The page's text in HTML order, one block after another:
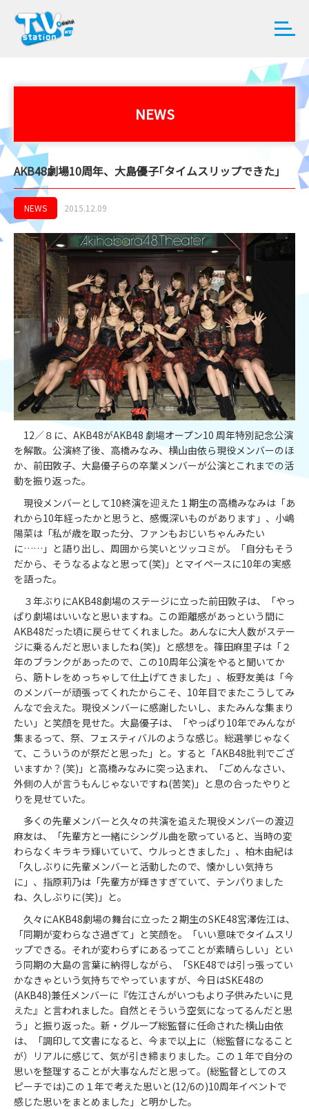
NEWS
AKB48劇場10周年、大島優子｢タイムスリップできた｣
NEWS 2015.12.09
12／８に、AKB48がAKB48 劇場オープン10 周年特別記念公演
を解散。公演終了後、高橋みなみ、横山由依ら現役メンバーのほ
か、前田敦子、大島優子らの卒業メンバーが公演とこれまでの活
動を振り返った。
現役メンバーとして10終演を迎えた１期生の高橋みなみは「あ
れから10年経ったかと思うと、感慨深いものがあります」、小嶋
陽菜は「私が歳を取った分、ファンもおじいちゃんみたい
に……」と語り出し、周囲から笑いとツッコミが。「自分もそう
だから、そうなるよなと思って(笑)」とマイペースに10年の実感
を語った。
３年ぶりにAKB48劇場のステージに立った前田敦子は、「やっ
ぱり劇場はいいなと思いますね。この距離感があっという間に
AKB48だった頃に戻らせてくれました。あんなに大人数がステー
ジに乗るんだと思いましたね(笑)」と感想を。篠田麻里子は「２
年のブランクがあったので、この10周年公演をやると聞いてか
ら、筋トレをめっちゃして仕上げてきました」、板野友美は「今
のメンバーが頑張ってくれたからこそ、10年目でまたこうしてみ
んなで会えた。現役メンバーに感謝したいし、またみんな集まり
たい」と笑顔を見せた。大島優子は、「やっぱり10年でみんなが
集まるって、祭、フェスティバルのような感じ。総選挙じゃなく
て、こういうのが祭だと思った」と。すると「AKB48批判でござ
いますか？(笑)」と高橋みなみに突っ込まれ、「ごめんなさい、
外側の人が言うもんじゃないですね(苦笑)」と息の合ったやりと
りを見せていた。
多くの先輩メンバーと久々の共演を追えた現役メンバーの渡辺
麻友は、「先輩方と一緒にシングル曲を歌っていると、当時の変
わらなくキラキラ輝いていて、ウルっときました」、柏木由紀は
「久しぶりに先輩メンバーと活動したので、懐かしい気持ち
に」、指原莉乃は「先輩方が輝きすぎていて、テンパりました
ね、久しぶりに(笑)」と。
久々にAKB48劇場の舞台に立った２期生のSKE48宮澤佐江は、
「同期が変わらなさ過ぎて」と笑顔を。「いい意味でタイムスリ
ップできる。それが変わらずにあるってことが素晴らしい」とい
う同期の大島の言葉に納得しながら、「SKE48では引っ張ってい
かなきゃという気持ちでやっていますが、今日はSKE48の
(AKB48)兼任メンバーに『佐江さんがいつもより子供みたいに見
えた』と言われました。自然とそういう空気になってるんだと思
う」と振り返った。新・グループ総監督に任命された横山由依
は、「調印して文書になると、今まで以上に（総監督になること
が）リアルに感じて、気が引き締まりました。この１年で自分の
思いを整理することが大事なんだと思って。(総監督としてのス
ピーチでは)この１年で考えた思いと(12/6の)10周年イベントで
感じた思いをまとめました」と明かした。